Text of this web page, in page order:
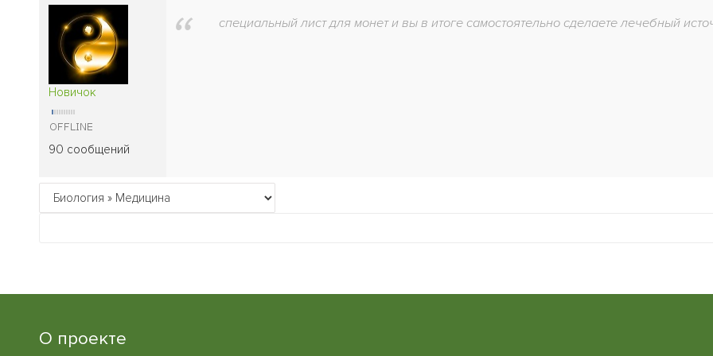
Новичок
90 сообщений
специальный лист для монет и вы в итоге самостоятельно сделаете лечебный
О проекте